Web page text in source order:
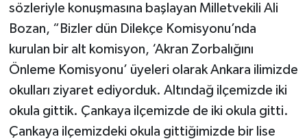
sözleriyle konuşmasına başlayan Milletvekili Ali
Bozan, “Bizler dün Dilekçe Komisyonu’nda
kurulan bir alt komisyon, ‘Akran Zorbalığını
Önleme Komisyonu’ üyeleri olarak Ankara ilimizde
okulları ziyaret ediyorduk. Altındağ ilçemizde iki
okula gittik. Çankaya ilçemizde de iki okula gitti.
Çankaya ilçemizdeki okula gittiğimizde bir lise